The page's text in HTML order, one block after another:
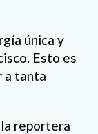
única y
Esto es
a tanta
reportera